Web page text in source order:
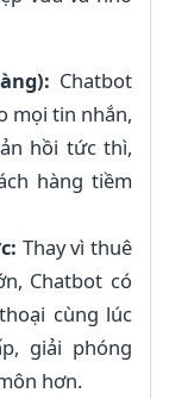
Chatbot
mọi tin nhắn,
hồi tức thì,
hàng tiềm
Thay vì thuê
Chatbot có
cùng lúc
giải phóng
hơn.